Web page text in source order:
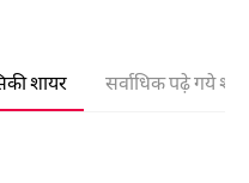
शायर सर्वाधिक पढ़े गये